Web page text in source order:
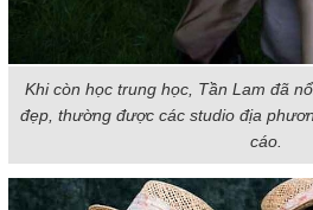
Khi còn học trung học, Tần Lam đã
đẹp, thường được các studio địa
cáo.